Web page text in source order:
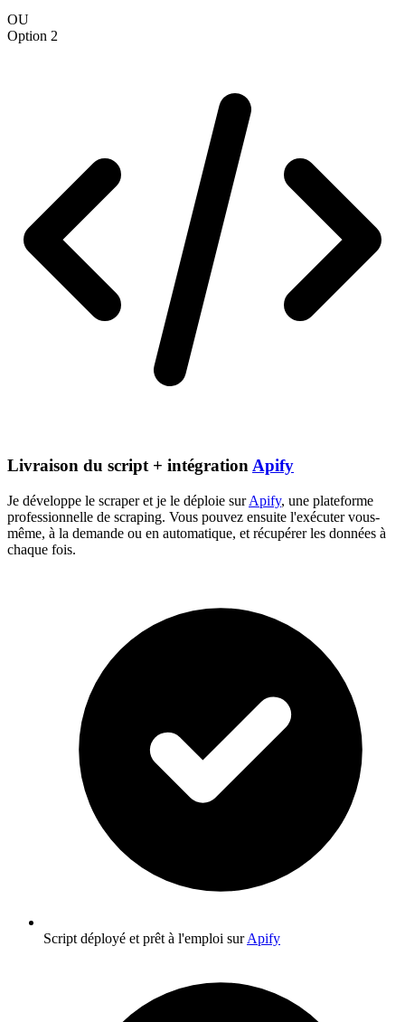
OU
Option 2
Livraison du script + intégration Apify
Je développe le scraper et je le déploie surApify, une plateforme
professionnelle de scraping. Vous pouvez ensuite l'exécuter vous-
même, à la demande ou en automatique, et récupérer les données à
chaque fois.
Script déployé et prêt à l'emploi surApify